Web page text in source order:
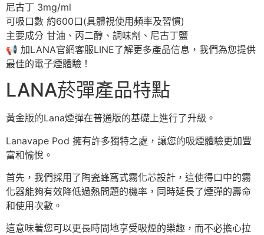
尼古丁 3mg/ml
可吸口數 約600口(具體視使用頻率及習慣)
主要成分 甘油、丙二醇、調味劑、尼古丁鹽
📢 加LANA官網客服LINE了解更多產品信息，我們為您提供
最佳的電子煙體驗！
LANA菸彈產品特點
黃金版的Lana煙彈在普通版的基礎上進行了升級。
Lanavape Pod 擁有許多獨特之處，讓您的吸煙體驗更加豐
富和愉悅。
首先，我們採用了陶瓷蜂窩式霧化芯設計，這使得口中的霧
化器能夠有效降低過熱問題的機率，同時延長了煙彈的壽命
和使用次數。
這意味著您可以更長時間地享受吸煙的樂趣，而不必擔心拉